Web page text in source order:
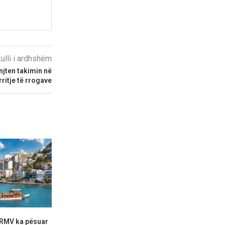
i ardhshëm
takimin në
të rrogave
ka pësuar